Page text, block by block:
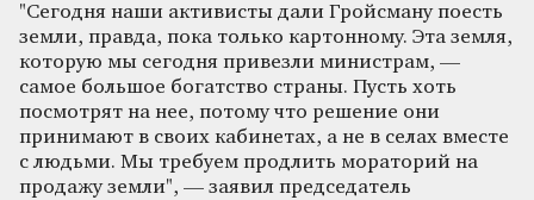
"Сегодня наши активисты дали Гройсману поесть
земли, правда, пока только картонному. Эта земля,
которую мы сегодня привезли министрам, —
самое большое богатство страны. Пусть хоть
посмотрят на нее, потому что решение они
принимают в своих кабинетах, а не в селах вместе
с людьми. Мы требуем продлить мораторий на
продажу земли", — заявил председатель